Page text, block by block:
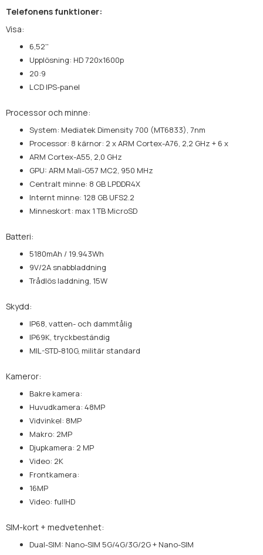
Telefonens funktioner:
Visa:
6,52''
Upplösning: HD 720x1600p
20:9
LCD IPS-panel
Processor och minne:
System: Mediatek Dimensity 700 (MT6833), 7nm
Processor: 8 kärnor: 2 x ARM Cortex-A76, 2,2 GHz + 6 x
ARM Cortex-A55, 2,0 GHz
GPU: ARM Mali-G57 MC2, 950 MHz
Centralt minne: 8 GB LPDDR4X
Internt minne: 128 GB UFS2.2
Minneskort: max 1 TB MicroSD
Batteri:
5180mAh / 19.943Wh
9V/2A snabbladdning
Trådlös laddning, 15W
Skydd:
IP68, vatten- och dammtålig
IP69K, tryckbeständig
MIL-STD-810G, militär standard
Kameror:
Bakre kamera:
Huvudkamera: 48MP
Vidvinkel: 8MP
Makro: 2MP
Djupkamera: 2 MP
Video: 2K
Frontkamera:
16MP
Video: fullHD
SIM-kort + medvetenhet:
Dual-SIM: Nano-SIM 5G/4G/3G/2G + Nano-SIM